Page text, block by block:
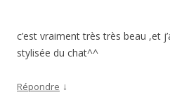
c’est vraiment très très beau ,et
stylisée du chat^^
Répondre ↓